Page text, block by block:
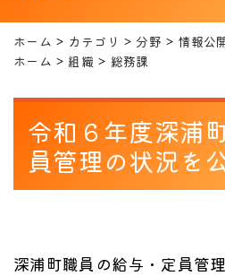
ホーム カテゴリ 分野 情報公
ホーム
組織 総務課
令和６年度深浦
員管理の状況を
深浦町職員の給与・定員管